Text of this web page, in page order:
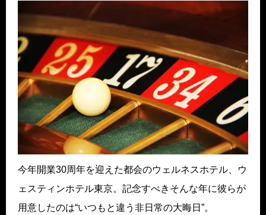
今年開業30周年を迎えた都会のウェルネスホテル、ウ
ェスティンホテル東京。記念すべきそんな年に彼らが
用意したのは“いつもと違う非日常の大晦日”。